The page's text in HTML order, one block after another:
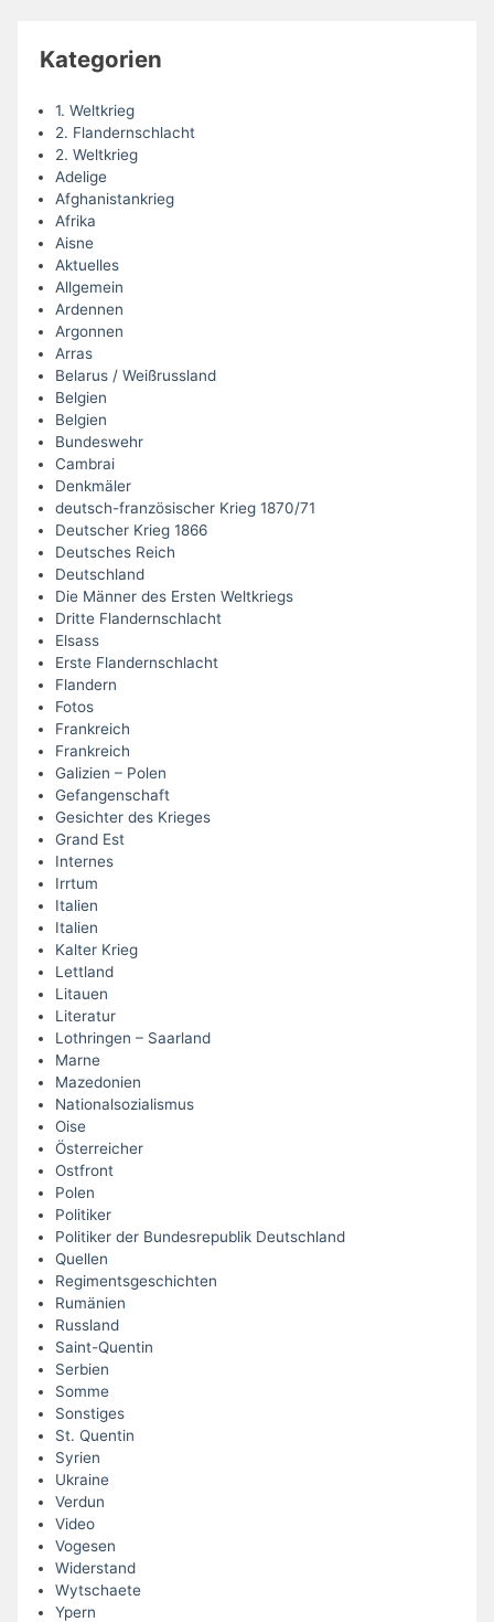
Kategorien
1. Weltkrieg
2. Flandernschlacht
2. Weltkrieg
Adelige
Afghanistankrieg
Afrika
Aisne
Aktuelles
Allgemein
Ardennen
Argonnen
Arras
Belarus / Weißrussland
Belgien
Belgien
Bundeswehr
Cambrai
Denkmäler
deutsch-französischer Krieg 1870/71
Deutscher Krieg 1866
Deutsches Reich
Deutschland
Die Männer des Ersten Weltkriegs
Dritte Flandernschlacht
Elsass
Erste Flandernschlacht
Flandern
Fotos
Frankreich
Frankreich
Galizien – Polen
Gefangenschaft
Gesichter des Krieges
Grand Est
Internes
Irrtum
Italien
Italien
Kalter Krieg
Lettland
Litauen
Literatur
Lothringen – Saarland
Marne
Mazedonien
Nationalsozialismus
Oise
Österreicher
Ostfront
Polen
Politiker
Politiker der Bundesrepublik Deutschland
Quellen
Regimentsgeschichten
Rumänien
Russland
Saint-Quentin
Serbien
Somme
Sonstiges
St. Quentin
Syrien
Ukraine
Verdun
Video
Vogesen
Widerstand
Wytschaete
Ypern